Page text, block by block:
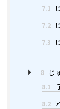
7.1
7.2
7.3
8 じ
8.1
8.2